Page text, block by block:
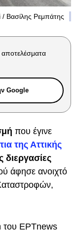
Βασίλης Ρεμπάτης
Google
που έγινε
της Αττικής
διεργασίες
άφησε ανοιχτό
του EΡΤnews